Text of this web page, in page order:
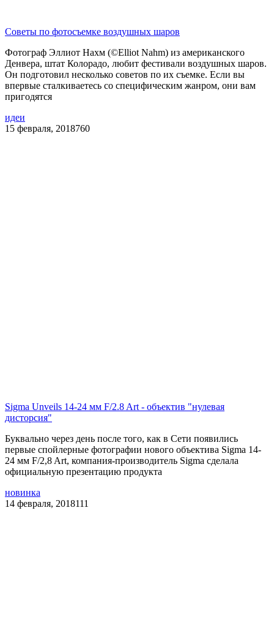
Советы по фотосъемке воздушных шаров
Фотограф Эллиот Нахм (©Elliot Nahm) из американского
Денвера, штат Колорадо, любит фестивали воздушных шаров.
Он подготовил несколько советов по их съемке. Если вы
впервые сталкиваетесь со специфическим жанром, они вам
пригодятся
идеи
15 февраля, 2018760
Sigma Unveils 14-24 мм F/2.8 Art - объектив "нулевая
дисторсия"
Буквально через день после того, как в Сети появились
первые спойлерные фотографии нового объектива Sigma 14-
24 мм F/2,8 Art, компания-производитель Sigma сделала
официальную презентацию продукта
новинка
14 февраля, 2018111